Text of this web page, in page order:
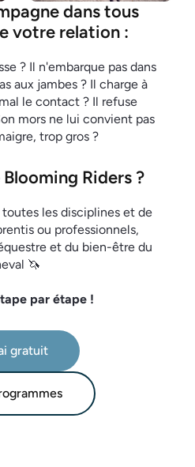
dans tous
votre relation :
? Il n'embarque pas dans
aux jambes ? Il charge à
le contact ? Il refuse
mors ne lui convient pas
? Il est trop maigre, trop gros ?
Riders ?
les disciplines et de
ou professionnels,
et du bien-être du
🦄
par étape !
gratuit